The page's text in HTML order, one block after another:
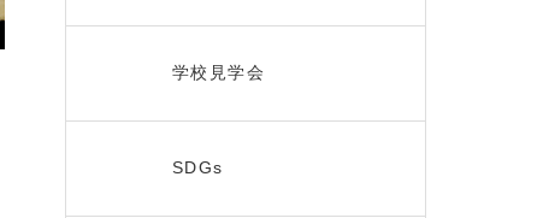
学校見学会
SDGs